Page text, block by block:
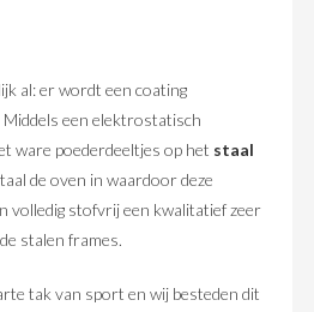
al: er wordt een coating
een elektrostatisch
ware poederdeeltjes op het staal
de oven in waardoor deze
volledig stofvrij een kwalitatief zeer
stalen frames.
tak van sport en wij besteden dit